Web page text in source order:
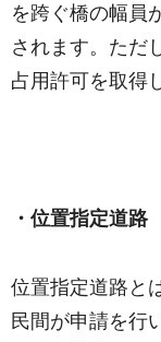
を跨ぐ橋の幅員
されます。ただ
占用許可を取得
・位置指定道路
位置指定道路と
民間が申請を行